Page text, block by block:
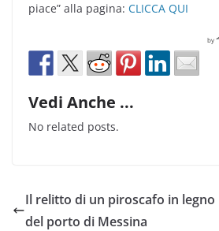
piace” alla pagina: CLICCA QUI
by
Vedi Anche ...
No related posts.
Il relitto di un piroscafo in
del porto di Messina